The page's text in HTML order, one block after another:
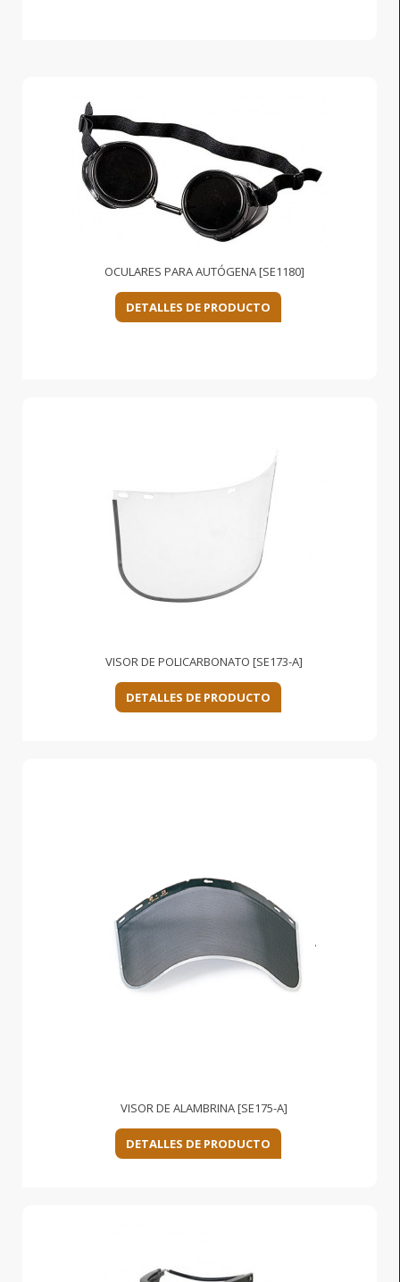
OCULARES PARA AUTÓGENA [SE1180]
DETALLES DE PRODUCTO
VISOR DE POLICARBONATO [SE173-A]
DETALLES DE PRODUCTO
VISOR DE ALAMBRINA [SE175-A]
DETALLES DE PRODUCTO